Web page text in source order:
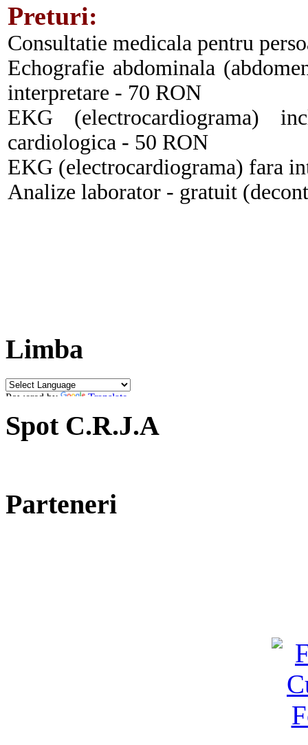
Preturi:
Consultatie medicala pentru
Echografie abdominala
interpretare - 70 RON
EKG (electrocardiograma)
cardiologica - 50 RON
EKG (electrocardiograma) fara
Analize laborator - gratuit
Limba
Powered by Translate
Spot C.R.J.A
Parteneri